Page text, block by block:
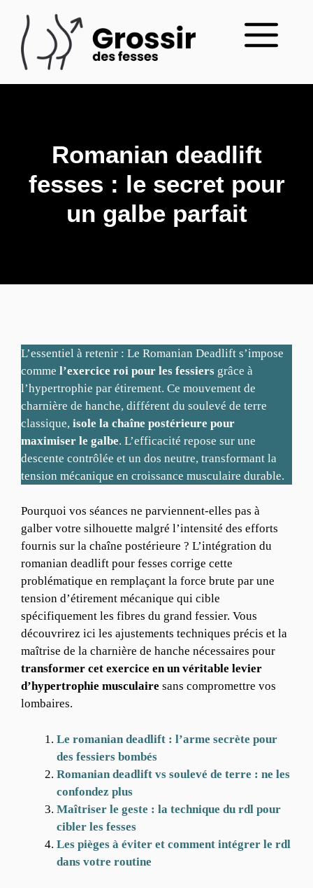
contenu
Menu
Romanian deadlift
fesses : le secret pour
un galbe parfait
L’essentiel à retenir : Le Romanian Deadlift s’impose
comme l’exercice roi pour les fessiers grâce à
l’hypertrophie par étirement. Ce mouvement de
charnière de hanche, différent du soulevé de terre
classique, isole la chaîne postérieure pour
maximiser le galbe. L’efficacité repose sur une
descente contrôlée et un dos neutre, transformant la
tension mécanique en croissance musculaire durable.
Pourquoi vos séances ne parviennent-elles pas à
galber votre silhouette malgré l’intensité des efforts
fournis sur la chaîne postérieure ? L’intégration du
romanian deadlift pour fesses corrige cette
problématique en remplaçant la force brute par une
tension d’étirement mécanique qui cible
spécifiquement les fibres du grand fessier. Vous
découvrirez ici les ajustements techniques précis et la
maîtrise de la charnière de hanche nécessaires pour
transformer cet exercice en un véritable levier
d’hypertrophie musculaire sans compromettre vos
lombaires.
Le romanian deadlift : l’arme secrète pour
des fessiers bombés
Romanian deadlift vs soulevé de terre : ne les
confondez plus
Maîtriser le geste : la technique du rdl pour
cibler les fesses
Les pièges à éviter et comment intégrer le rdl
dans votre routine